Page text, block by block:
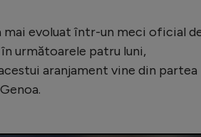
evoluat într-un meci oficial
următoarele patru luni,
aranjament vine din partea